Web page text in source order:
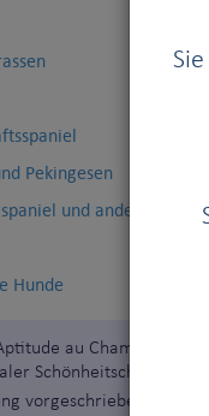
Pekingesen
und andere
Hunde
au Championnat
Schönheitschampion“)
vorgeschrieben